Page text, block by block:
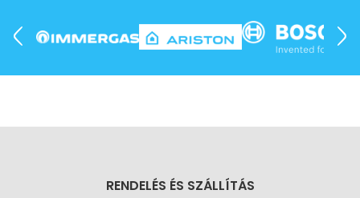
RENDELÉS ÉS SZÁLLÍTÁS